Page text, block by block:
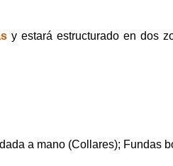
y estará estructurado en dos
a mano (Collares); Fundas